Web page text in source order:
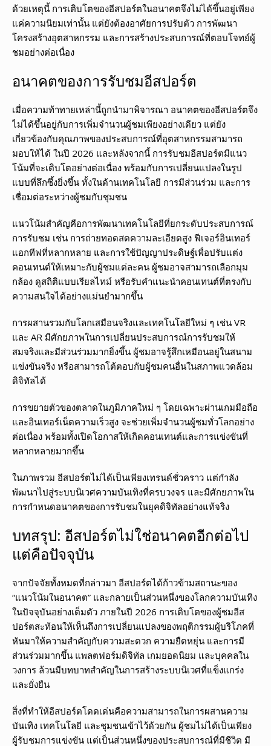
ด้วยเหตุนี้ การเติบโตของอีสปอร์ตในอนาคตจึงไม่ได้ขึ้นอยู่เพียง
แค่ความนิยมเท่านั้น แต่ยังต้องอาศัยการปรับตัว การพัฒนา
โครงสร้างอุตสาหกรรม และการสร้างประสบการณ์ที่ตอบโจทย์ผู้
ชมอย่างต่อเนื่อง
อนาคตของการรับชมอีสปอร์ต
เมื่อความท้าทายเหล่านี้ถูกนำมาพิจารณา อนาคตของอีสปอร์ตจึง
ไม่ได้ขึ้นอยู่กับการเพิ่มจำนวนผู้ชมเพียงอย่างเดียว แต่ยัง
เกี่ยวข้องกับคุณภาพของประสบการณ์ที่อุตสาหกรรมสามารถ
มอบให้ได้ ในปี 2026 และหลังจากนี้ การรับชมอีสปอร์ตมีแนว
โน้มที่จะเติบโตอย่างต่อเนื่อง พร้อมกับการเปลี่ยนแปลงในรูป
แบบที่ลึกซึ้งยิ่งขึ้น ทั้งในด้านเทคโนโลยี การมีส่วนร่วม และการ
เชื่อมต่อระหว่างผู้ชมกับชุมชน
แนวโน้มสำคัญคือการพัฒนาเทคโนโลยีที่ยกระดับประสบการณ์
การรับชม เช่น การถ่ายทอดสดความละเอียดสูง ฟีเจอร์อินเทอร์
แอกทีฟที่หลากหลาย และการใช้ปัญญาประดิษฐ์เพื่อปรับแต่ง
คอนเทนต์ให้เหมาะกับผู้ชมแต่ละคน ผู้ชมอาจสามารถเลือกมุม
กล้อง ดูสถิติแบบเรียลไทม์ หรือรับคำแนะนำคอนเทนต์ที่ตรงกับ
ความสนใจได้อย่างแม่นยำมากขึ้น
การผสานรวมกับโลกเสมือนจริงและเทคโนโลยีใหม่ ๆ เช่น VR
และ AR มีศักยภาพในการเปลี่ยนประสบการณ์การรับชมให้
สมจริงและมีส่วนร่วมมากยิ่งขึ้น ผู้ชมอาจรู้สึกเหมือนอยู่ในสนาม
แข่งขันจริง หรือสามารถโต้ตอบกับผู้ชมคนอื่นในสภาพแวดล้อม
ดิจิทัลได้
การขยายตัวของตลาดในภูมิภาคใหม่ ๆ โดยเฉพาะผ่านเกมมือถือ
และอินเทอร์เน็ตความเร็วสูง จะช่วยเพิ่มจำนวนผู้ชมทั่วโลกอย่าง
ต่อเนื่อง พร้อมทั้งเปิดโอกาสให้เกิดคอนเทนต์และการแข่งขันที่
หลากหลายมากขึ้น
ในภาพรวม อีสปอร์ตไม่ได้เป็นเพียงเทรนด์ชั่วคราว แต่กำลัง
พัฒนาไปสู่ระบบนิเวศความบันเทิงที่ครบวงจร และมีศักยภาพใน
การกำหนดอนาคตของการรับชมในยุคดิจิทัลอย่างแท้จริง
บทสรุป: อีสปอร์ตไม่ใช่อนาคตอีกต่อไป
แต่คือปัจจุบัน
จากปัจจัยทั้งหมดที่กล่าวมา อีสปอร์ตได้ก้าวข้ามสถานะของ
“แนวโน้มในอนาคต” และกลายเป็นส่วนหนึ่งของโลกความบันเทิง
ในปัจจุบันอย่างเต็มตัว ภายในปี 2026 การเติบโตของผู้ชมอีส
ปอร์ตสะท้อนให้เห็นถึงการเปลี่ยนแปลงของพฤติกรรมผู้บริโภคที่
หันมาให้ความสำคัญกับความสะดวก ความยืดหยุ่น และการมี
ส่วนร่วมมากขึ้น แพลตฟอร์มดิจิทัล เกมยอดนิยม และบุคคลใน
วงการ ล้วนมีบทบาทสำคัญในการสร้างระบบนิเวศที่แข็งแกร่ง
และยั่งยืน
สิ่งที่ทำให้อีสปอร์ตโดดเด่นคือความสามารถในการผสานความ
บันเทิง เทคโนโลยี และชุมชนเข้าไว้ด้วยกัน ผู้ชมไม่ได้เป็นเพียง
ผู้รับชมการแข่งขัน แต่เป็นส่วนหนึ่งของประสบการณ์ที่มีชีวิต มี